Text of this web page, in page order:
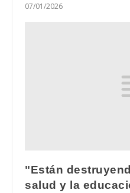
07/01/2026
"Están
salud y la